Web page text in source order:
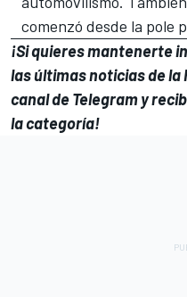
comenzó desde la pole
¡Si quieres mantenerte
las últimas noticias de la
canal de Telegramy
la categoría!